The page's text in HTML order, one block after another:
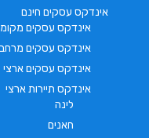
אינדקס עסקים חינם
אינדקס עסקים
אינדקס עסקים
אינדקס עסקים ארצי
אינדקס תיירות ארצי
לינה
חאנים